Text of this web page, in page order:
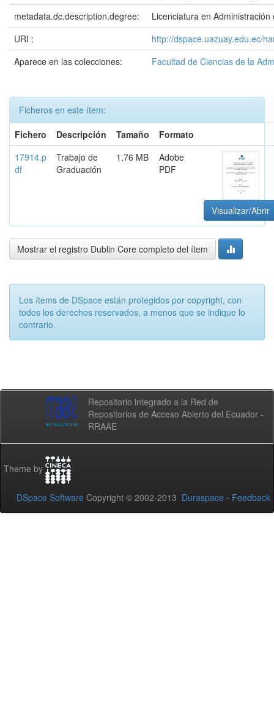
metadata.dc.description.degree:
Licenciatura en Administración
URI :
http://dspace.uazuay.edu.ec/
Aparece en las colecciones:
Facultad de Ciencias de la
Ficheros en este ítem:
Fichero
Descripción Tamaño
Formato
17914.p
df
Trabajo de
Graduación
1,76 MB
Adobe
PDF
Visualizar/Abrir
Mostrar el registro Dublin Core completo del ítem
Los ítems de DSpace están protegidos por copyright, con
todos los derechos reservados, a menos que se indique lo
contrario.
Repositorio integrado a la Red de
Repositorios de Acceso Abierto del Ecuador -
RRAAE
Theme by
DSpace Software Copyright © 2002-2013 Duraspace - Feedback